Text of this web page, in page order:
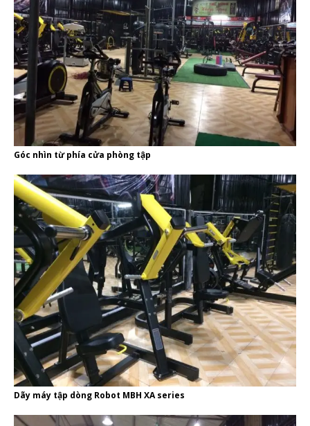
Góc nhìn từ phía cửa phòng tập
Dãy máy tập dòng Robot MBH XA series